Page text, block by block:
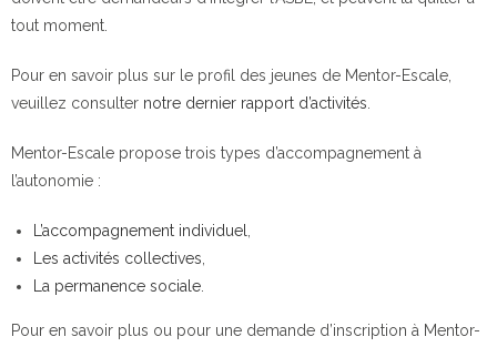
tout moment.
Pour en savoir plus sur le profil des jeunes de Mentor-Escale,
veuillez consulter notre dernier rapport d’activités
Mentor-Escale propose trois types d’accompagnement à
l’autonomie :
L’accompagnement individuel
Les activités collectives
La permanence sociale
Pour en savoir plus ou pour une demande d’inscription à Mentor-